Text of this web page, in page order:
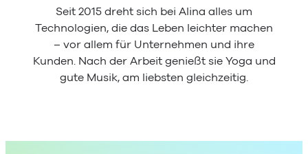
Seit 2015 dreht sich bei Alina alles um
Technologien, die das Leben leichter machen
– vor allem für Unternehmen und ihre
Kunden. Nach der Arbeit genießt sie Yoga und
gute Musik, am liebsten gleichzeitig.